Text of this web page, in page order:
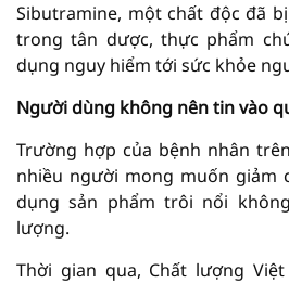
Sibutramine, một chất độc đã
trong tân dược, thực phẩm
dụng nguy hiểm tới sức khỏe
Người dùng không nên tin vào
Trường hợp của bệnh nhân
nhiều người mong muốn giảm
dụng sản phẩm trôi nổi
lượng.
Thời gian qua, Chất lượng Việt